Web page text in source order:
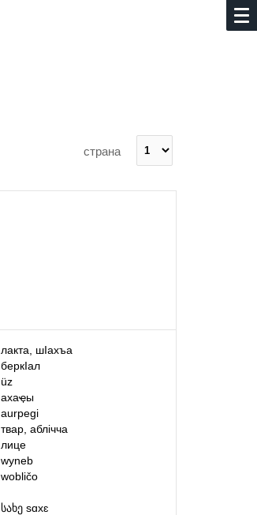
страна
лакта, шIахъа
беркIал
üz
ахаҿы
aurpegi
твар, аблічча
лице
wyneb
wobličo
სახეsɑxɛ